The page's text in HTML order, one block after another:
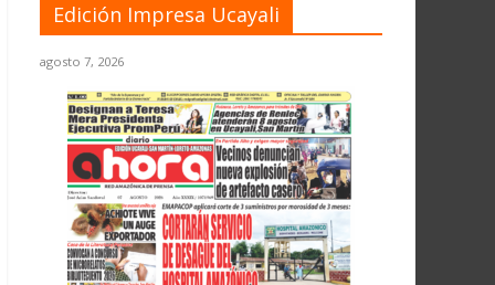
Edición Impresa Ucayali
agosto 7, 2026